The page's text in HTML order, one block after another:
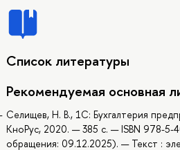
Список литературы
Рекомендуемая основная
Селищев, Н. В., 1C: Бухгалтерия
КноРус, 2020. — 385 с. — ISBN 978-
обращения: 09.12.2025). — Текст :